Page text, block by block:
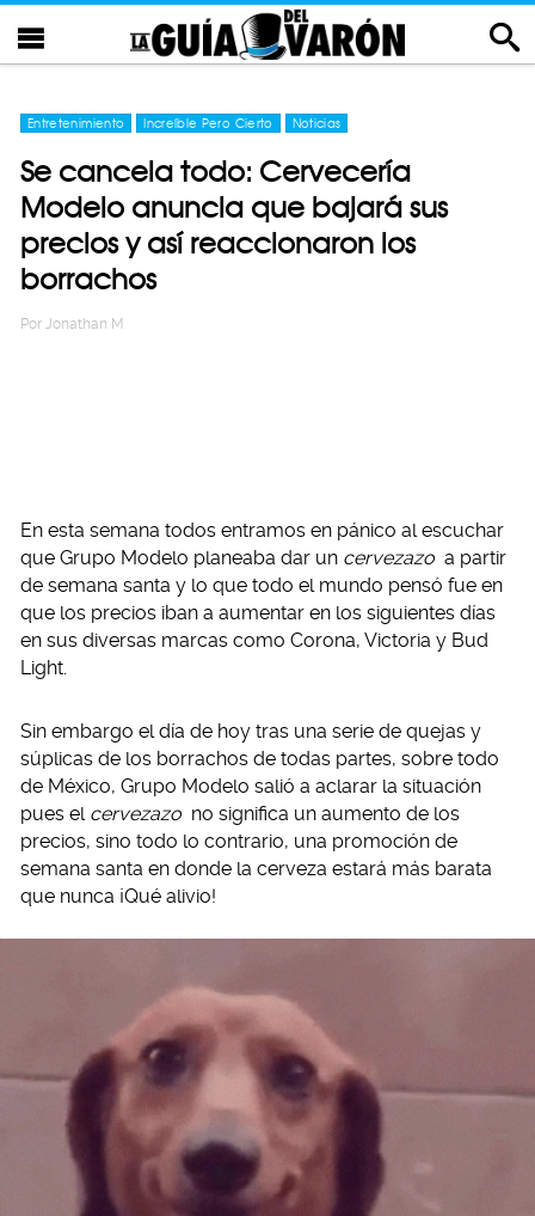
Entretenimiento Increíble Pero Cierto Noticias
Se cancela todo: Cervecería
Modelo anuncia que bajará sus
precios y así reaccionaron los
borrachos
Por Jonathan M
En esta semana todos entramos en pánico al escuchar
que Grupo Modelo planeaba dar un cervezazo a partir
de semana santa y lo que todo el mundo pensó fue en
que los precios iban a aumentar en los siguientes días
en sus diversas marcas como Corona, Victoria y Bud
Light.
Sin embargo el día de hoy tras una serie de quejas y
súplicas de los borrachos de todas partes, sobre todo
de México, Grupo Modelo salió a aclarar la situación
pues el cervezazo no significa un aumento de los
precios, sino todo lo contrario, una promoción de
semana santa en donde la cerveza estará más barata
que nunca ¡Qué alivio!